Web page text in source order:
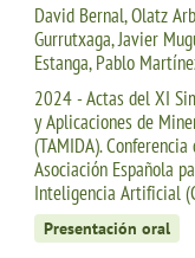
David Bernal, Olatz
Gurrutxaga, Javier
Estanga, Pablo
2024 - Actas del XI
y Aplicaciones de
(TAMIDA). Conferencia
Asociación Española
Inteligencia Artificial
Presentación oral